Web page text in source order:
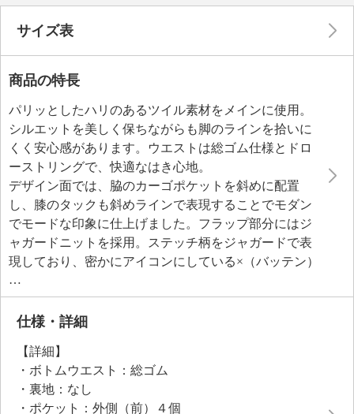
サイズ表
商品の特長
パリッとしたハリのあるツイル素材をメインに使用。
シルエットを美しく保ちながらも脚のラインを拾いに
くく安心感があります。ウエストは総ゴム仕様とドロ
ーストリングで、快適なはき心地。
デザイン面では、脇のカーゴポケットを斜めに配置
し、膝のタックも斜めラインで表現することでモダン
でモードな印象に仕上げました。フラップ部分にはジ
ャガードニットを採用。ステッチ柄をジャガードで表
現しており、密かにアイコンにしている×（バッテン）
模様を忍ばせたデザイナーの遊び心も感じられます。
シルエットはリラックス感のあるセミワイドで、トレ
ンドを感じさせつつも、さまざまなシーンに対応する
ルエットの調整が可能。さらに余ったドローストリン
グが邪魔にならないよう、内側で結び留めるループを
装備するなど、細部へのこだわりが光ります。
仕様・詳細
【詳細】
・ボトムウエスト：総ゴム
・裏地：なし
・ポケット：外側（前）４個